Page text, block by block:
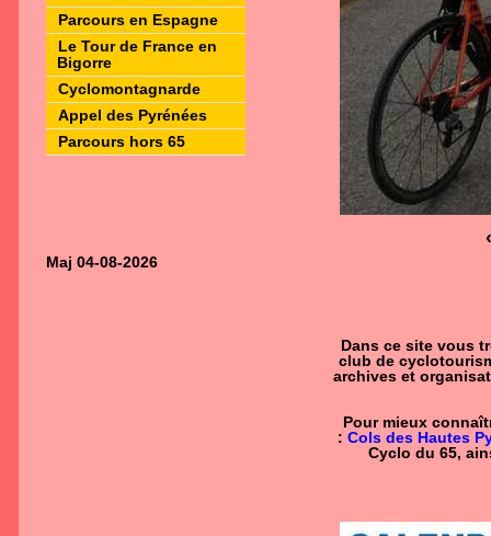
Parcours en Espagne
Le Tour de France en
Bigorre
Cyclomontagnarde
Appel des Pyrénées
Parcours hors 65
Maj 04-08-2026
Dans ce site vous
club de
archives et
Pour mieux
: Cols des Hautes
Cyclo du 65,